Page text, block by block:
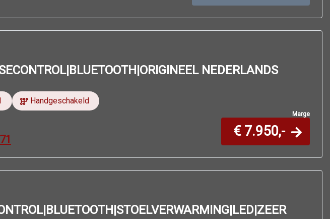
NEDERLANDS
Handgeschakeld
Marge
€ 7.950,-